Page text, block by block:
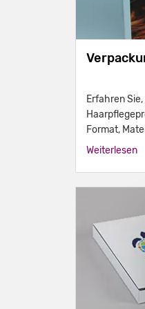
Erfahren
Format,
sollten.
Weiterlesen